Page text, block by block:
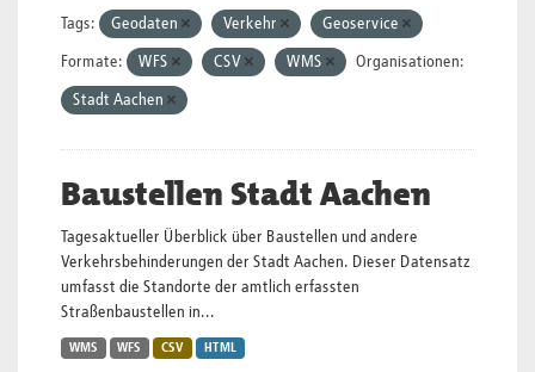
Tags: Geodaten Verkehr Geoservice
Formate: WFS CSV WMS Organisationen:
Stadt Aachen
Baustellen Stadt Aachen
Tagesaktueller Überblick über Baustellen und andere
Verkehrsbehinderungen der Stadt Aachen. Dieser Datensatz
umfasst die Standorte der amtlich erfassten
Straßenbaustellen in...
WMS WFS CSV HTML